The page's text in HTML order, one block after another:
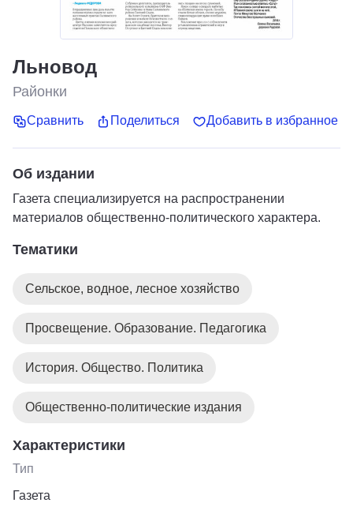
Льновод
Районки
Сравнить Поделиться Добавить в избранное
Об издании
Газета специализируется на распространении
материалов общественно-политического характера.
Тематики
Сельское, водное, лесное хозяйство
Просвещение. Образование. Педагогика
История. Общество. Политика
Общественно-политические издания
Характеристики
Тип
Газета